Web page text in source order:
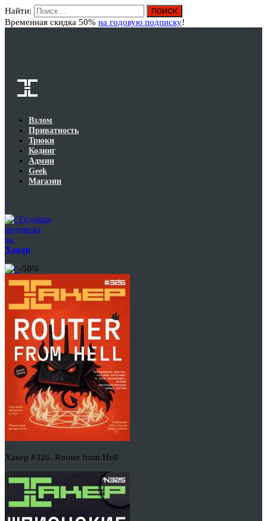
Найти:
Временная скидка 50% на годовую подписку!
Взлом
Приватность
Трюки
Кодинг
Админ
Geek
Магазин
Годовая
подписка
на
Хакер
-50%
Хакер #326. Router from Hell